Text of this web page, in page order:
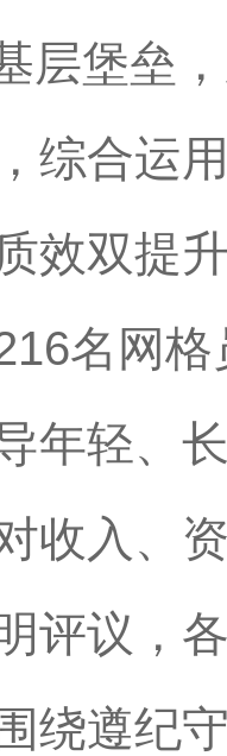
层堡垒
综合运
效双提
名网
年轻、
收入、
评议，
绕遵纪